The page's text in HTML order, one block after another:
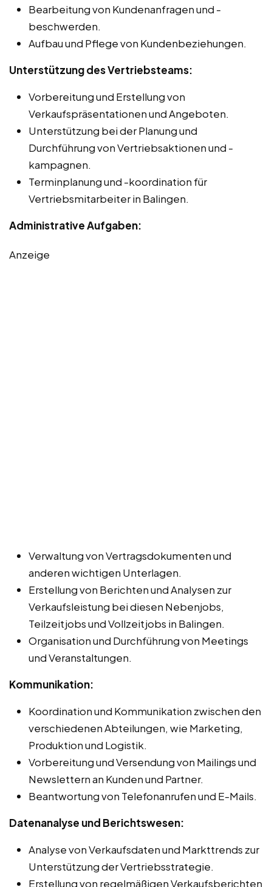
Bearbeitung von Kundenanfragen und -
beschwerden.
Aufbau und Pflege von Kundenbeziehungen.
Unterstützung des Vertriebsteams:
Vorbereitung und Erstellung von
Verkaufspräsentationen und Angeboten.
Unterstützung bei der Planung und
Durchführung von Vertriebsaktionen und -
kampagnen.
Terminplanung und -koordination für
Vertriebsmitarbeiter in Balingen.
Administrative Aufgaben:
Anzeige
Verwaltung von Vertragsdokumenten und
anderen wichtigen Unterlagen.
Erstellung von Berichten und Analysen zur
Verkaufsleistung bei diesen Nebenjobs,
Teilzeitjobs und Vollzeitjobs in Balingen.
Organisation und Durchführung von Meetings
und Veranstaltungen.
Kommunikation:
Koordination und Kommunikation zwischen den
verschiedenen Abteilungen, wie Marketing,
Produktion und Logistik.
Vorbereitung und Versendung von Mailings und
Newslettern an Kunden und Partner.
Beantwortung von Telefonanrufen und E-Mails.
Datenanalyse und Berichtswesen:
Analyse von Verkaufsdaten und Markttrends zur
Unterstützung der Vertriebsstrategie.
Erstellung von regelmäßigen Verkaufsberichten